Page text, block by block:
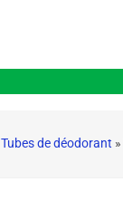
Tubes de déodorant »